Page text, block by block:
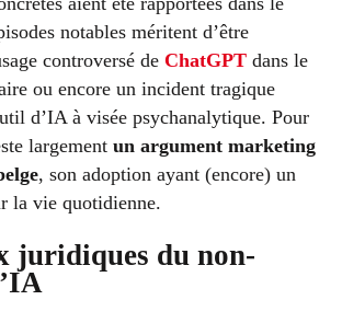
notables méritent d’être
controversé de ChatGPT dans le
ou encore un incident tragique
d’IA à visée psychanalytique. Pour
largement un argument marketing
, son adoption ayant (encore) un
la vie quotidienne.
juridiques du non-